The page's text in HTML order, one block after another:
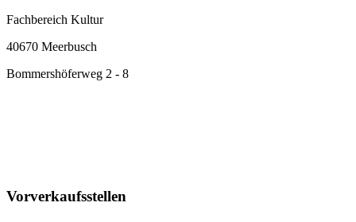
Fachbereich Kultur
40670 Meerbusch
Bommershöferweg 2 - 8
Vorverkaufsstellen